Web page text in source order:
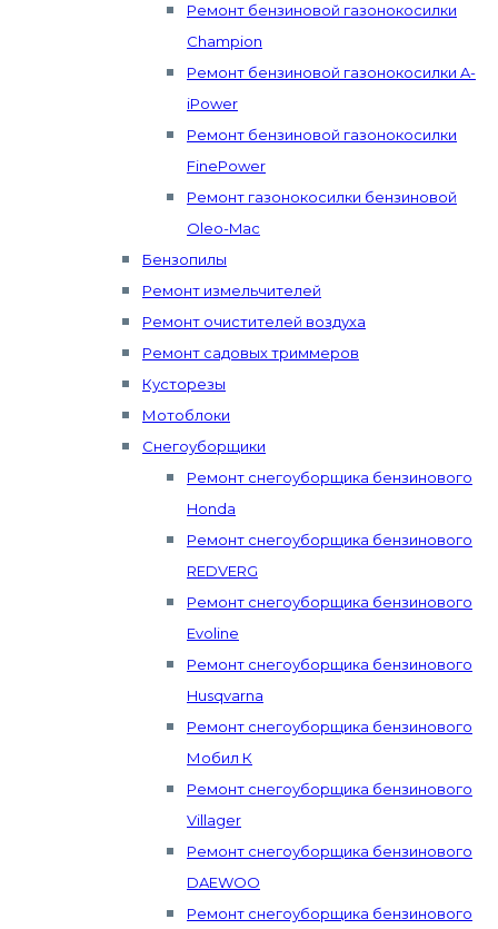
Ремонт бензиновой газонокосилки
Champion
Ремонт бензиновой газонокосилки A-
iPower
Ремонт бензиновой газонокосилки
FinePower
Ремонт газонокосилки бензиновой
Oleo-Mac
Бензопилы
Ремонт измельчителей
Ремонт очистителей воздуха
Ремонт садовых триммеров
Кусторезы
Мотоблоки
Снегоуборщики
Ремонт снегоуборщика бензинового
Honda
Ремонт снегоуборщика бензинового
REDVERG
Ремонт снегоуборщика бензинового
Evoline
Ремонт снегоуборщика бензинового
Husqvarna
Ремонт снегоуборщика бензинового
Мобил К
Ремонт снегоуборщика бензинового
Villager
Ремонт снегоуборщика бензинового
DAEWOO
Ремонт снегоуборщика бензинового